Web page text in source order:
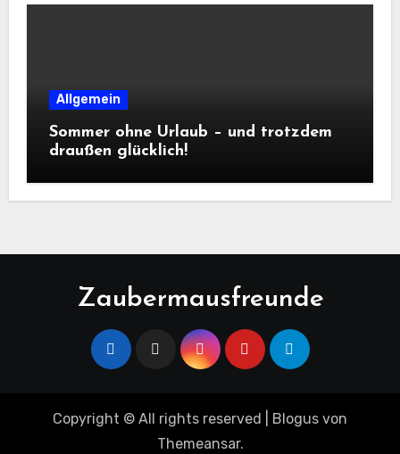
Allgemein
Sommer ohne Urlaub – und trotzdem
draußen glücklich!
Zaubermausfreunde
Copyright © All rights reserved Blogus von
Themeansar.